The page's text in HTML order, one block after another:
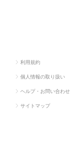
利用規約
個人情報の取り扱い
ヘルプ・お問い合わせ
サイトマップ